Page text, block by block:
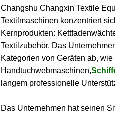
Changshu Changxin Textile
Textilmaschinen konzentriert
Kernprodukten:
Textilzubehör. Das
Kategorien von Geräten ab,
Handtuchwebmaschinen,
langem professionelle
Das Unternehmen hat seinen